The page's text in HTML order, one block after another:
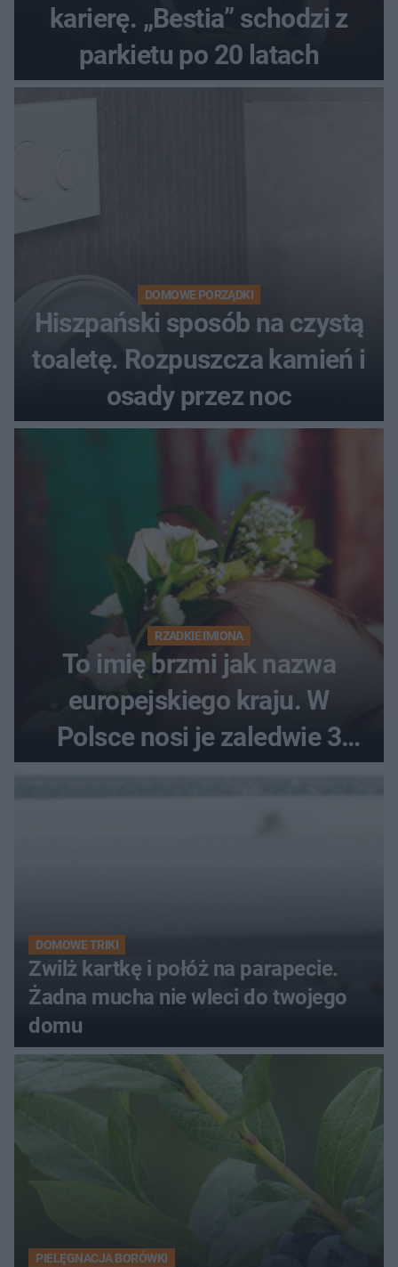
karierę. „Bestia” schodzi z
parkietu po 20 latach
DOMOWE PORZĄDKI
Hiszpański sposób na czystą
toaletę. Rozpuszcza kamień i
osady przez noc
RZADKIE IMIONA
To imię brzmi jak nazwa
europejskiego kraju. W
Polsce nosi je zaledwie 3
DOMOWE TRIKI
Zwilż kartkę i połóż na parapecie.
Żadna mucha nie wleci do twojego
domu
PIELĘGNACJA BORÓWKI